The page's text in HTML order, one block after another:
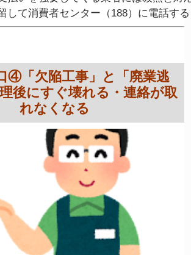
④「欠陥工事」と「廃業逃
後にすぐ壊れる・連絡が取
れなくなる